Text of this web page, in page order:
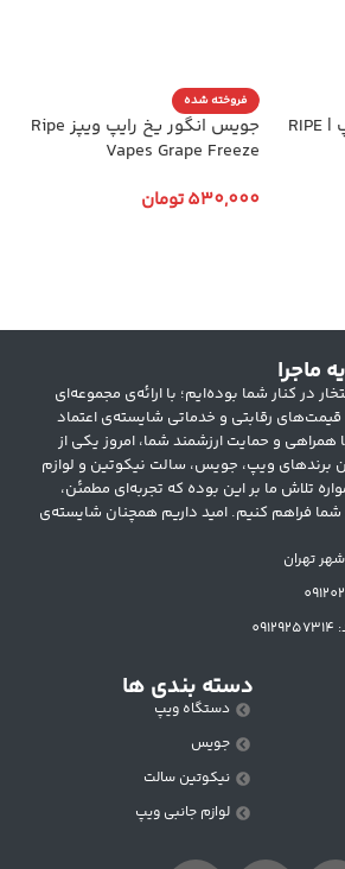
جویس سیب یخ رایپ ویپ | RIPE
فروخته شده
جویس انگور یخ رایپ ویپز Ripe
Vapes Grape Freeze
530,000تومان
ماجرا
سال ۱۳۹۹، با افتخار در کنار شما بوده‌ایم؛ با ارائه‌ی مجموعه‌ای
قیمت‌های رقابتی و خدماتی شایسته‌ی اعتماد
همراهی و حمایت ارزشمند شما، امروز یکی از
برندهای ویپ، جویس، سالت نیکوتین و لوازم
تلاش ما بر این بوده که تجربه‌ای مطمئن،
فراهم کنیم. امید داریم همچنان شایسته‌ی
تهران
دسته بندی ها
دستگاه ویپ
جویس
نیکوتین سالت
لوازم جانبی ویپ